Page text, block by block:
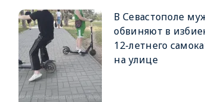
В Севастополе
обвиняют в
12-летнего
на улице